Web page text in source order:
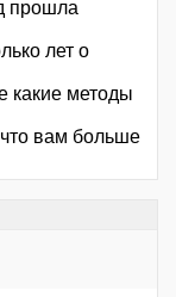
прошла
лет о
какие методы
вам больше